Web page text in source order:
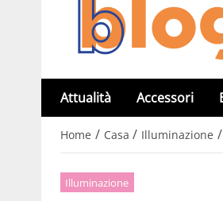
Attualità Accessori
Home / Casa / Illuminazione /
Illuminazione